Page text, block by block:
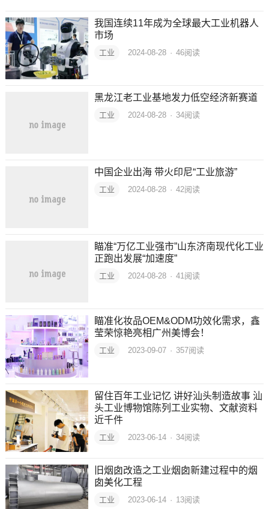
我国连续11年成为全球最大工业机器人
市场
工业 2024-08-28 · 46阅读
黑龙江老工业基地发力低空经济新赛道
工业 2024-08-28 · 34阅读
中国企业出海 带火印尼“工业旅游”
工业 2024-08-28 · 42阅读
瞄准“万亿工业强市”山东济南现代化工业
正跑出发展“加速度”
工业 2024-08-28 · 41阅读
瞄准化妆品OEM&ODM功效化需求，鑫
莹荣惊艳亮相广州美博会！
工业 2023-09-07 · 357阅读
留住百年工业记忆 讲好汕头制造故事 汕
头工业博物馆陈列工业实物、文献资料
近千件
工业 2023-06-14 · 34阅读
旧烟囱改造之工业烟囱新建过程中的烟
囱美化工程
工业 2023-06-14 · 13阅读